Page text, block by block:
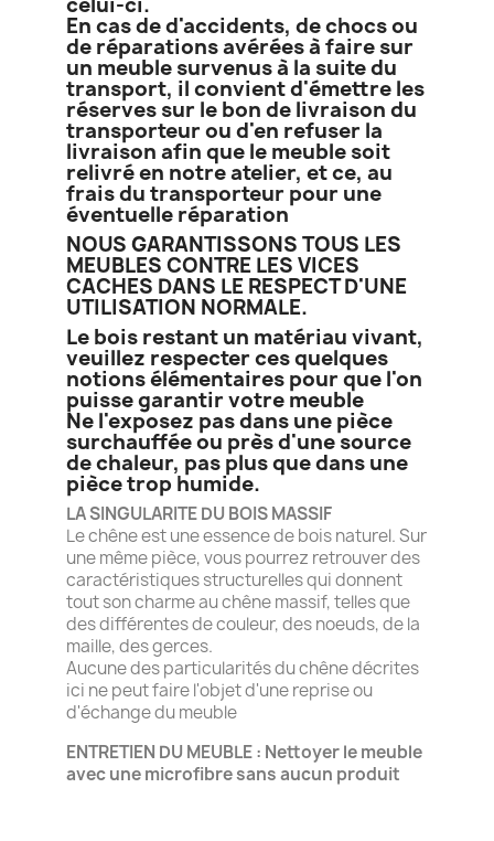
En cas de d'accidents, de chocs ou
de réparations avérées à faire sur
un meuble survenus à la suite du
transport, il convient d'émettre les
réserves sur le bon de livraison du
transporteur ou d'en refuser la
livraison afin que le meuble soit
relivré en notre atelier, et ce, au
frais du transporteur pour une
éventuelle réparation
NOUS GARANTISSONS TOUS LES
MEUBLES CONTRE LES VICES
CACHES DANS LE RESPECT D'UNE
UTILISATION NORMALE.
Le bois restant un matériau vivant,
veuillez respecter ces quelques
notions élémentaires pour que l'on
puisse garantir votre meuble
Ne l'exposez pas dans une pièce
surchauffée ou près d'une source
de chaleur, pas plus que dans une
pièce trop humide.
LA SINGULARITE DU BOIS MASSIF
Le chêne est une essence de bois naturel. Sur
une même pièce, vous pourrez retrouver des
caractéristiques structurelles qui donnent
tout son charme au chêne massif, telles que
des différentes de couleur, des noeuds, de la
maille, des gerces.
Aucune des particularités du chêne décrites
ici ne peut faire l'objet d'une reprise ou
d'échange du meuble
ENTRETIEN DU MEUBLE : Nettoyer le meuble
avec une microfibre sans aucun produit